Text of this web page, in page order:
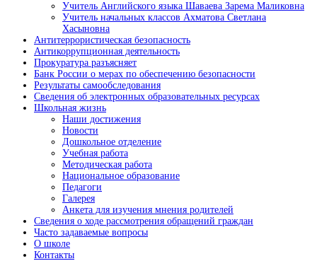
Учитель Английского языка Шаваева Зарема Маликовна
Учитель начальных классов Ахматова Светлана
Хасыновна
Антитеррористическая безопасность
Антикоррупционная деятельность
Прокуратура разъясняет
Банк России о мерах по обеспечению безопасности
Результаты самообследования
Сведения об электронных образовательных ресурсах
Школьная жизнь
Наши достижения
Новости
Дошкольное отделение
Учебная работа
Методическая работа
Национальное образование
Педагоги
Галерея
Анкета для изучения мнения родителей
Сведения о ходе рассмотрения обращений граждан
Часто задаваемые вопросы
О школе
Контакты